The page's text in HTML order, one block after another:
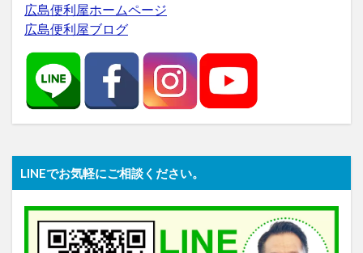
広島便利屋ホームページ
広島便利屋ブログ
LINEでお気軽にご相談ください。